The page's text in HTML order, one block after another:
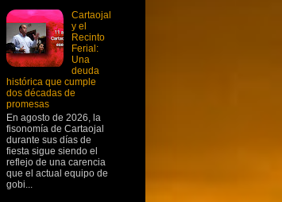
Cartaojal
y el
Recinto
Ferial:
Una
deuda
histórica que cumple
dos décadas de
promesas
En agosto de 2026, la
fisonomía de Cartaojal
durante sus días de
fiesta sigue siendo el
reflejo de una carencia
que el actual equipo de
gobi...